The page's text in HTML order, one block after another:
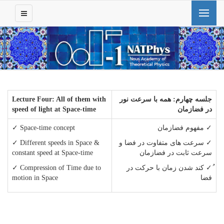
جلسه چهارم: همه با سرعت نور
در فضازمان
Lecture Four: All of them with
speed of light at Space-time
✓ مفهوم فضازمان
✓ سرعت های متفاوت در فضا و
سرعت ثابت در فضازمان
ُ✓ کند شدن زمان با حرکت در
فضا
✓ Space-time concept
✓ Different speeds in Space &
constant speed at Space-time
✓ Compression of Time due to
motion in Space